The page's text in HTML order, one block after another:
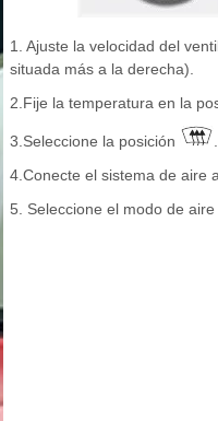
1. Ajuste la velocidad del
situada más a la derecha).
2.Fije la temperatura en la
3.Seleccione la posición
4.Conecte el sistema de aire
5. Seleccione el modo de